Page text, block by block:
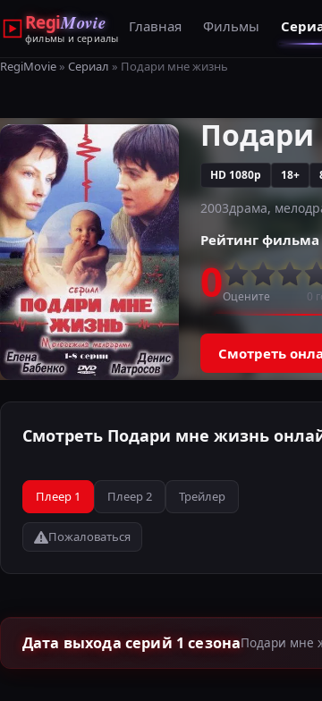
RegiMovie
фильмы и сериалы
Главная Фильмы
RegiMovie» Сериал » Подари мне жизнь
HD 1080p 18+
2003драма,
Рейтинг фильма
0Оцените 0
Смотреть
Смотреть Подари мне жизнь
Плеер 1 Плеер 2 Трейлер
Пожаловаться
Дата выхода серий 1 сезонаПодари мне